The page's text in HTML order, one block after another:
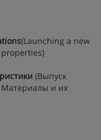
(Launching a new
(Выпуск
и их